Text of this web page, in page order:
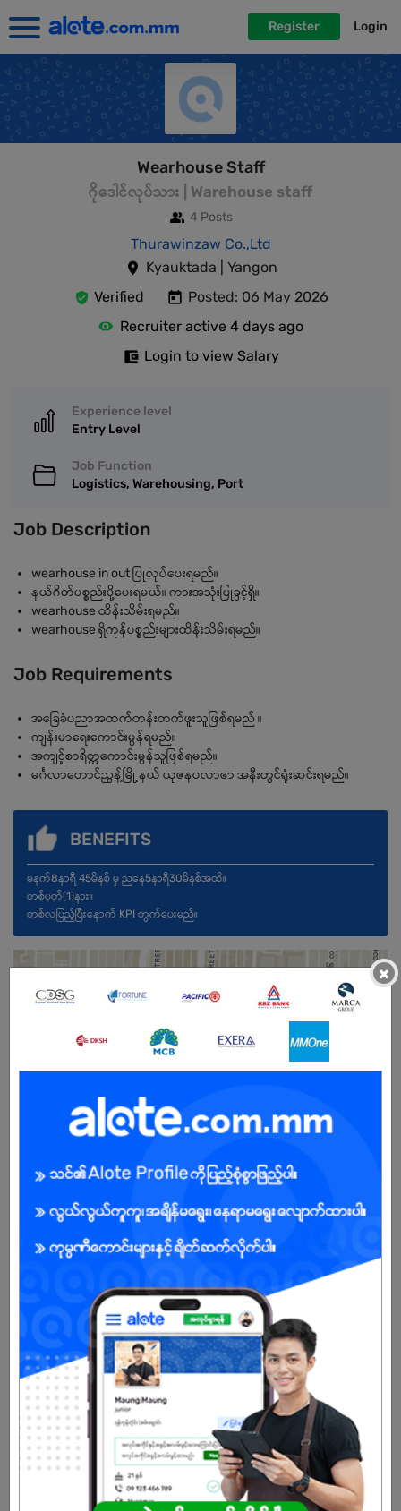
Register Login
Wearhouse Staff
ဂိုဒေါင်လုပ်သား | Warehouse staff
4 Posts
Thurawinzaw Co.,Ltd
Kyauktada | Yangon
Verified
Posted: 06 May 2026
Recruiter active 4 days ago
Login to view Salary
Experience level
Entry Level
Job Function
Logistics, Warehousing, Port
Job Description
wearhouse in out ပြုလုပ်ပေးရမည်။
နယ်ဂိတ်ပစ္စည်းပို့ပေးရမယ်။ ကားအသုံးပြုခွင့်ရှိ။
wearhouse ထိန်းသိမ်းရမည်။
wearhouse ရှိကုန်ပစ္စည်းများထိန်းသိမ်းရမည်။
Job Requirements
အခြေခံပညာအထက်တန်းတက်ဖူးသူဖြစ်ရမည် ။
ကျန်းမာရေးကောင်းမွန်ရမည်။
အကျင့်စာရိတ္တကောင်းမွန်သူဖြစ်ရမည်။
မင်္ဂလာတောင်ညွန့်မြို့နယ် ယုဇနပလာဇာ အနီးတွင်ရုံးဆင်းရမည်။
BENEFITS
မနက်8နာရီ 45မိနစ် မှ ညနေ5နာရီ30မိနစ်အထိ။
တစ်ပတ်(1)နား။
တစ်လပြည့်ပြီးနောက် KPI တွက်ပေးမည်။
Already Expired
Don't have an account?
REGISTER NOW!
More Similar Jobs
Documentation Officer
AZY Logistics Co.,Ltd.
Kyauktada | Yangon
×